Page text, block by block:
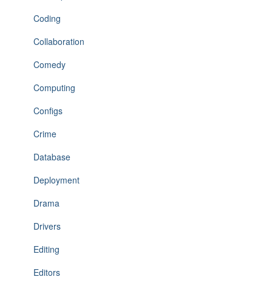
Coding
Collaboration
Comedy
Computing
Configs
Crime
Database
Deployment
Drama
Drivers
Editing
Editors